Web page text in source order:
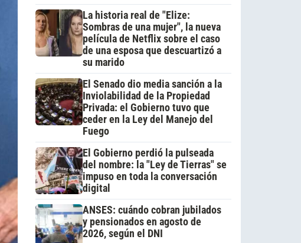
La historia real de "Elize:
Sombras de una mujer", la nueva
película de Netflix sobre el caso
de una esposa que descuartizó a
su marido
El Senado dio media sanción a la
Inviolabilidad de la Propiedad
Privada: el Gobierno tuvo que
ceder en la Ley del Manejo del
Fuego
El Gobierno perdió la pulseada
del nombre: la "Ley de Tierras" se
impuso en toda la conversación
digital
ANSES: cuándo cobran jubilados
y pensionados en agosto de
2026, según el DNI